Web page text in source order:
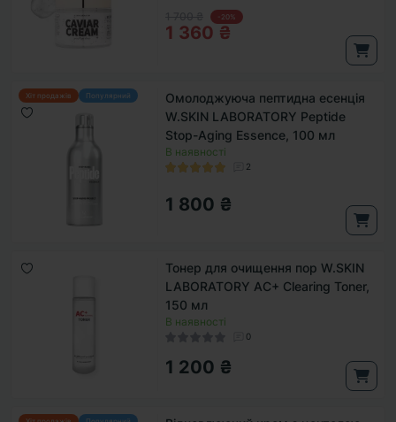
-20%
1 360 ₴
Хіт продажів Популярний
Омолоджуюча пептидна есенція
W.SKIN LABORATORY Peptide
Stop-Aging Essence, 100 мл
В наявності
2
1 800 ₴
Тонер для очищення пор W.SKIN
LABORATORY AC+ Clearing Toner,
150 мл
В наявності
0
1 200 ₴